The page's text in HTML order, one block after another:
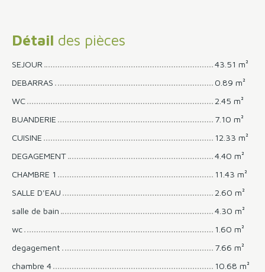
Détail des pièces
SEJOUR
43.51 m²
DEBARRAS
0.89 m²
WC
2.45 m²
BUANDERIE
7.10 m²
CUISINE
12.33 m²
DEGAGEMENT
4.40 m²
CHAMBRE 1
11.43 m²
SALLE D'EAU
2.60 m²
salle de bain
4.30 m²
wc
1.60 m²
degagement
7.66 m²
chambre 4
10.68 m²